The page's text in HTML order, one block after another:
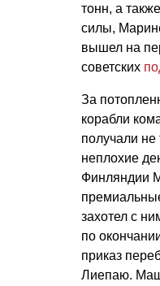
тонн, а
силы,
вышел на
советских
За
корабли
получали не
неплохие
Финляндии
захотел с
по
приказ
Лиепаю.